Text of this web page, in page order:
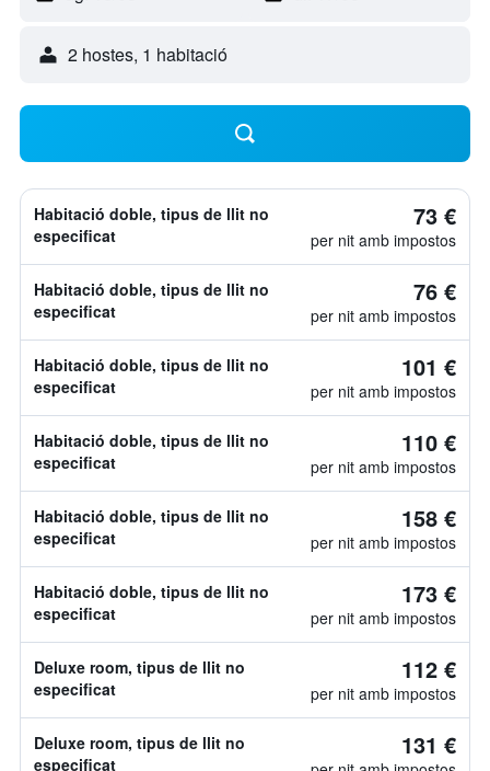
2 hostes, 1 habitació
Habitació doble, tipus de llit no
especificat
73 €
per nit amb impostos
Habitació doble, tipus de llit no
especificat
76 €
per nit amb impostos
Habitació doble, tipus de llit no
especificat
101 €
per nit amb impostos
Habitació doble, tipus de llit no
especificat
110 €
per nit amb impostos
Habitació doble, tipus de llit no
especificat
158 €
per nit amb impostos
Habitació doble, tipus de llit no
especificat
173 €
per nit amb impostos
Deluxe room, tipus de llit no
especificat
112 €
per nit amb impostos
Deluxe room, tipus de llit no
especificat
131 €